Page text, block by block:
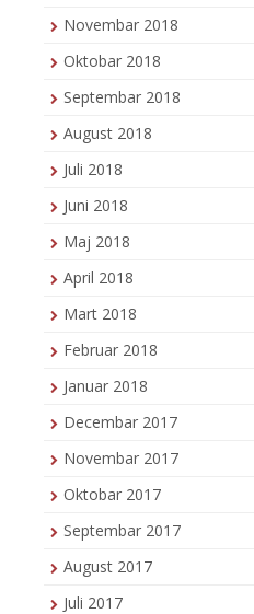
Novembar 2018
Oktobar 2018
Septembar 2018
August 2018
Juli 2018
Juni 2018
Maj 2018
April 2018
Mart 2018
Februar 2018
Januar 2018
Decembar 2017
Novembar 2017
Oktobar 2017
Septembar 2017
August 2017
Juli 2017